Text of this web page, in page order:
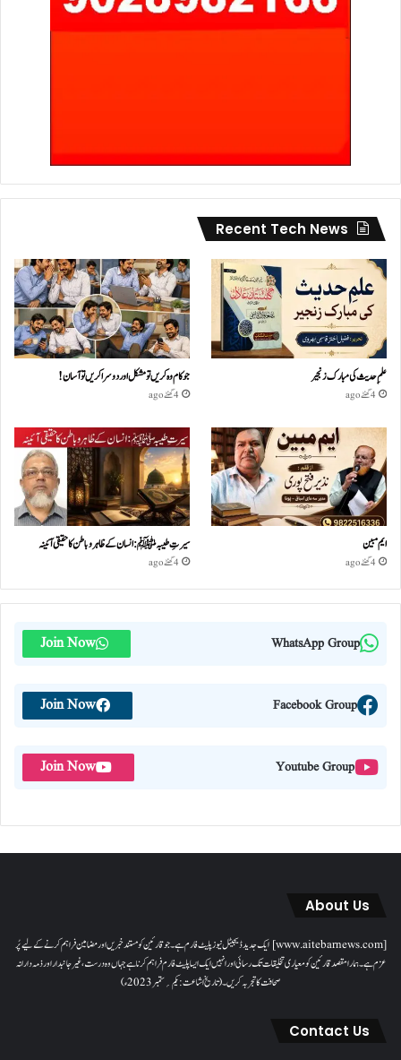
Recent Tech News
علمِ حدیث کی مبارک زنجیر
4 گھنٹے ago
جو کام وہ کریں تو مشکل اور دوسرا کریں تو آسان !
4 گھنٹے ago
ایم مبین
4 گھنٹے ago
سیرتِ طیبہﷺ: انسان کے ظاہر و باطن کا حقیقی آئینہ
4 گھنٹے ago
WhatsApp Group
Join Now
Facebook Group
Join Now
Youtube Group
Join Now
About Us
[www.aitebarnews.com] ایک جدید ڈیجیٹل نیوز پلیٹ فارم ہے۔ جو قارئین کو مستند خبریں اور مضامین فراہم کرنے کے لیے پُر
عزم ہے۔ ہمارا مقصدقارئین کو معیاری تخلیقات تک رسائی اور انہیں ایک ایسا پلیٹ فارم فراہم کرنا ہے جہاں وہ درست، غیر جانبدار اور ذمہ دارانہ
صحافت کا تجربہ کریں۔( تاریخ اشاعت : یکم؍ ستمبر 2023ء)
Contact Us